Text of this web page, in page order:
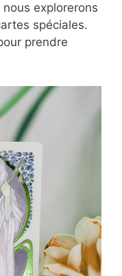
explorerons
spéciales.
prendre